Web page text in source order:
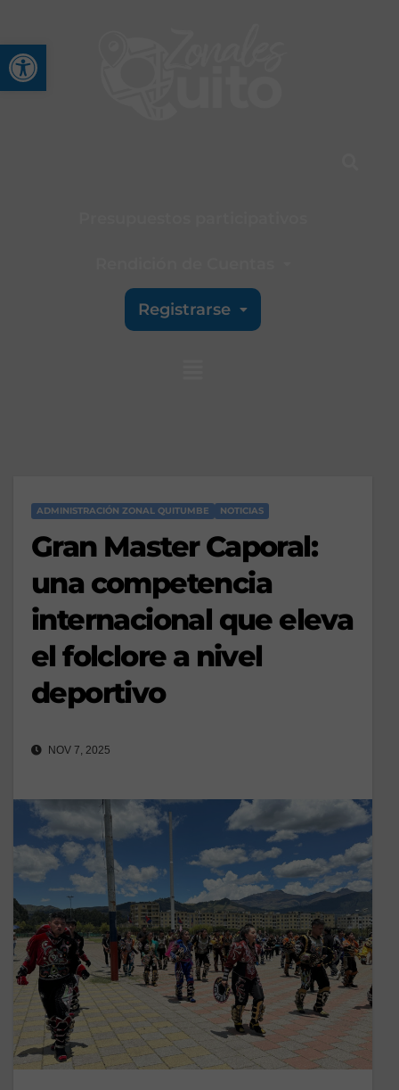
Abrir barra de
Registrarse
ADMINISTRACIÓN ZONAL QUITUMBE NOTICIAS
Gran Master Caporal:
una competencia
internacional que eleva
el folclore a nivel
deportivo
NOV 7, 2025